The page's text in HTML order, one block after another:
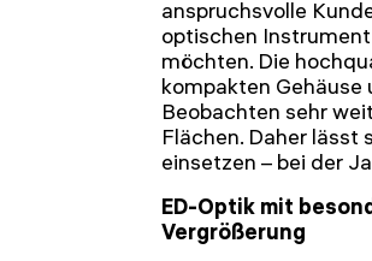
anspruchsvolle
optischen
möchten. Die
kompakten
Beobachten sehr
Flächen. Daher lässt
einsetzen – bei der
ED-Optik mit
Vergrößerung